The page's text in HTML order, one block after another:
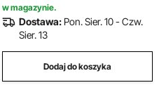
w magazynie.
Dostawa: Pon. Sier. 10 - Czw.
Sier. 13
Dodaj do koszyka